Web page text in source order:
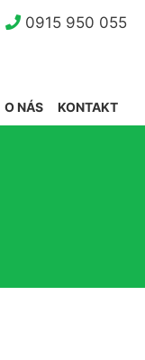
0915 950 055
KONTAKT
O NÁS